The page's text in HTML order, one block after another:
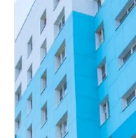
Разрешение на
Разрешение на
Разрешение на
Разрешение на
Разрешение на
Разрешение на
Разрешение на
Разрешение на
Разрешение на
Разрешение на
Разрешение на